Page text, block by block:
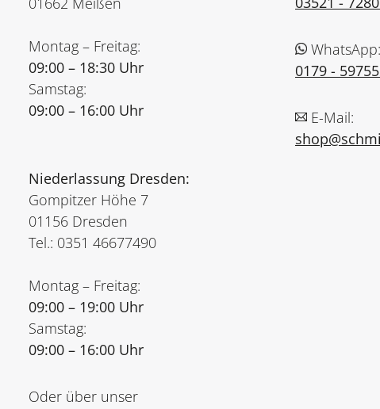
Montag – Freitag:
09:00 – 18:30 Uhr
Samstag:
09:00 – 16:00 Uhr
Niederlassung Dresden:
Gompitzer Höhe 7
01156 Dresden
Tel.: 0351 46677490
Montag – Freitag:
09:00 – 19:00 Uhr
Samstag:
09:00 – 16:00 Uhr
Oder über unser
WhatsApp:
0179 -
E-Mail: